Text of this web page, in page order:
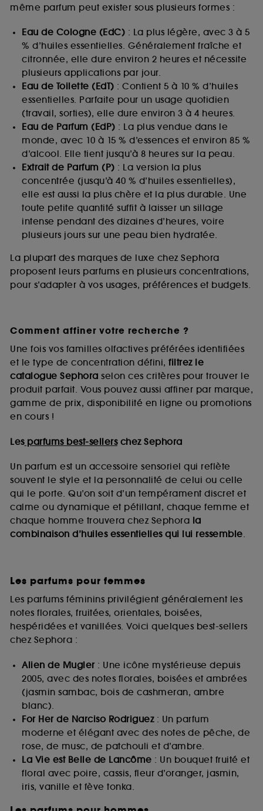
même parfum peut exister sous plusieurs formes :
Eau de Cologne (EdC) : La plus légère, avec 3 à 5
% d’huiles essentielles. Généralement fraîche et
citronnée, elle dure environ 2 heures et nécessite
plusieurs applications par jour.
Eau de Toilette (EdT) : Contient 5 à 10 % d’huiles
essentielles. Parfaite pour un usage quotidien
(travail, sorties), elle dure environ 3 à 4 heures.
Eau de Parfum (EdP) : La plus vendue dans le
monde, avec 10 à 15 % d’essences et environ 85 %
d’alcool. Elle tient jusqu’à 8 heures sur la peau.
Extrait de Parfum (P) : La version la plus
concentrée (jusqu’à 40 % d’huiles essentielles),
elle est aussi la plus chère et la plus durable. Une
toute petite quantité suffit à laisser un sillage
intense pendant des dizaines d’heures, voire
plusieurs jours sur une peau bien hydratée.
La plupart des marques de luxe chez Sephora
proposent leurs parfums en plusieurs concentrations,
pour s’adapter à vos usages, préférences et budgets.
Comment affiner votre recherche ?
Une fois vos familles olfactives préférées identifiées
et le type de concentration défini, filtrez le
catalogue Sephora selon ces critères pour trouver le
produit parfait. Vous pouvez aussi affiner par marque,
gamme de prix, disponibilité en ligne ou promotions
en cours !
Lesparfums best-sellerschez Sephora
Un parfum est un accessoire sensoriel qui reflète
souvent le style et la personnalité de celui ou celle
qui le porte. Qu’on soit d’un tempérament discret et
calme ou dynamique et pétillant, chaque femme et
chaque homme trouvera chez Sephora la
combinaison d’huiles essentielles qui lui ressemble.
Les parfums pour femmes
Les parfums féminins privilégient généralement les
notes florales, fruitées, orientales, boisées,
hespéridées et vanillées. Voici quelques best-sellers
chez Sephora :
Alien de Mugler: Une icône mystérieuse depuis
2005, avec des notes florales, boisées et ambrées
(jasmin sambac, bois de cashmeran, ambre
blanc).
For Her de Narciso Rodriguez: Un parfum
moderne et élégant avec des notes de pêche, de
rose, de musc, de patchouli et d’ambre.
La Vie est Belle de Lancôme : Un bouquet fruité et
floral avec poire, cassis, fleur d’oranger, jasmin,
iris, vanille et fève tonka.